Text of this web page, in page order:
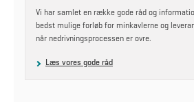
Vi har samlet en række gode råd og
bedst mulige forløb for minkavlerne og
når nedrivningsprocessen er ovre.
Læs vores gode råd